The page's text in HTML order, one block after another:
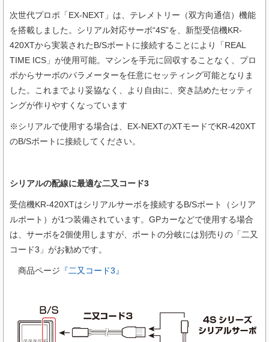
次世代プロポ「EX-NEXT」は、テレメトリー（双方向通信）機能
を搭載しました。シリアル対応サーボ“4S”を、新型受信機KR-
420XTから実装されたB/Sポートに接続することにより「REAL
TIME ICS」が使用可能。マシンを手元に回収することなく、プロ
ポからサーボのパラメーターを任意にセッティング可能となりま
した。これまでより妥協なく、より自由に、突き詰めたセッティ
ングが作りやすくなっています
※シリアルで使用する場合は、EX-NEXTのXTモードでKR-420XT
のB/Sポートに接続してください。
シリアルの配線に最適な二又コード3
受信機KR-420XTはシリアルサーボを接続するB/Sポート（シリア
ルポート）が1つ装備されています。GPカーなどで使用する場合
は、サーボを2個使用しますが、ポートの分岐には別売りの「二又
コード3」がお勧めです。
商品ページ 『二又コード3』